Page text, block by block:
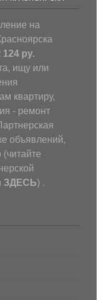
на
124 ру.
ищу или
квартиру,
- ремонт
объявлений,
(читайте
ЗДЕСЬ) .